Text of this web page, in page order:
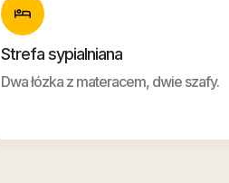
Strefa sypialniana
Dwa łózka z materacem, dwie szafy.